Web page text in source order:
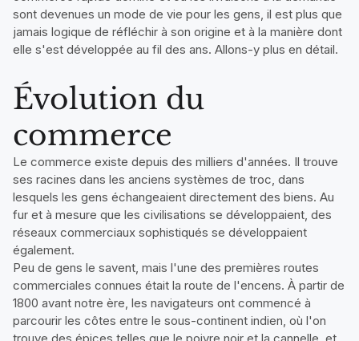
sont devenues un mode de vie pour les gens, il est plus que
jamais logique de réfléchir à son origine et à la manière dont
elle s'est développée au fil des ans. Allons-y plus en détail.
Évolution du
commerce
Le commerce existe depuis des milliers d'années. Il trouve
ses racines dans les anciens systèmes de troc, dans
lesquels les gens échangeaient directement des biens. Au
fur et à mesure que les civilisations se développaient, des
réseaux commerciaux sophistiqués se développaient
également.
Peu de gens le savent, mais l'une des premières routes
commerciales connues était la route de l'encens. À partir de
1800 avant notre ère, les navigateurs ont commencé à
parcourir les côtes entre le sous-continent indien, où l'on